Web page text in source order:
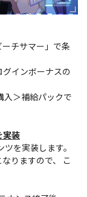
ーチサマー」で条
グインボーナスの
入＞補給パックで
実装
を実装します。
りますので、 こ